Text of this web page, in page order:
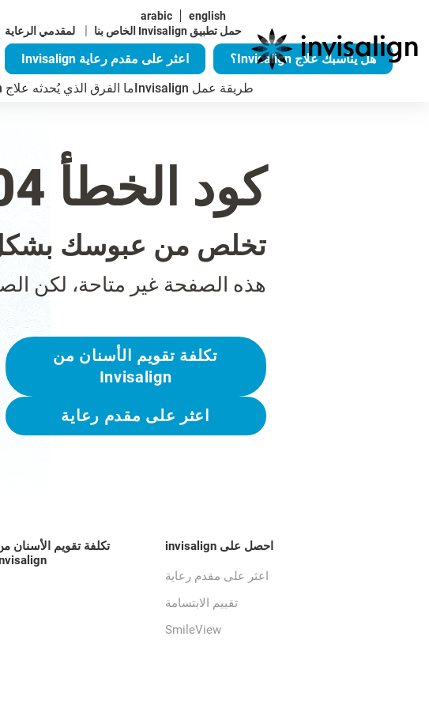
arabic
english
حمل تطبيق Invisalign الخاص بنا
| لمقدمي الرعاية
هل يناسبك علاج Invisalign؟
اعثر على مقدم رعاية Invisalign
طريقة عمل Invisalign
ما الفرق الذي يُحدثه علاج Invisalign؟
كود الخطأ 404
تخلص من عبوسك
هذه الصفحة غير متاحة، لكن
تكلفة تقويم الأسنان من
Invisalign
اعثر على مقدم رعاية
تكلفة تقويم الأسنان
احصل على invisalign
اعثر على مقدم رعاية
تقييم الابتسامة
SmileView